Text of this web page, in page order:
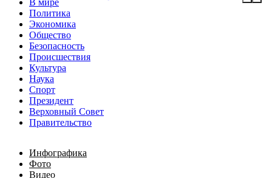
В мире
Политика
Экономика
Общество
Безопасность
Происшествия
Культура
Наука
Спорт
Президент
Верховный Совет
Правительство
Инфографика
Фото
Видео